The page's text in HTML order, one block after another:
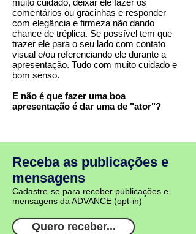
muito cuidado, deixar ele fazer os
comentários ou gracinhas e responder
com elegância e firmeza não dando
chance de tréplica. Se possível tem que
trazer ele para o seu lado com contato
visual e/ou referenciando ele durante a
apresentação. Tudo com muito cuidado e
bom senso.
E não é que fazer uma boa
apresentação é dar uma de "ator"?
Receba as publicações e
mensagens
Cadastre-se para receber publicações e
mensagens da ADVANCE (opt-in)
Quero receber...